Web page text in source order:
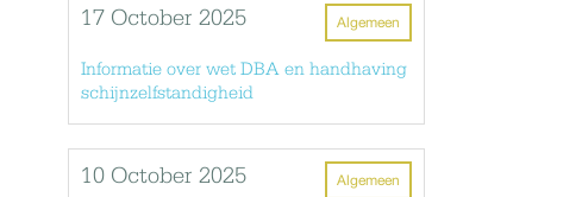
Algemeen
17 October 2025
Informatie over wet DBA en handhaving
schijnzelfstandigheid
Algemeen
10 October 2025